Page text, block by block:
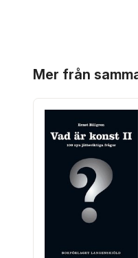
Mer från